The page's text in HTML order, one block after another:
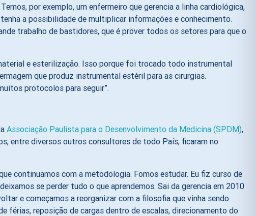
por exemplo, um enfermeiro que gerencia a linha cardiológica,
a possibilidade de multiplicar informações e conhecimento.
trabalho de bastidores, que é prover todos os setores para que o
e esterilização. Isso porque foi trocado todo instrumental
que produz instrumental estéril para as cirurgias.
protocolos para seguir”.
Associação Paulista para o Desenvolvimento da Medicina (SPDM),
entre diversos outros consultores de todo País, ficaram no
continuamos com a metodologia. Fomos estudar. Eu fiz curso de
se perder tudo o que aprendemos. Sai da gerencia em 2010
e começamos a reorganizar com a filosofia que vinha sendo
férias, reposição de cargas dentro de escalas, direcionamento do